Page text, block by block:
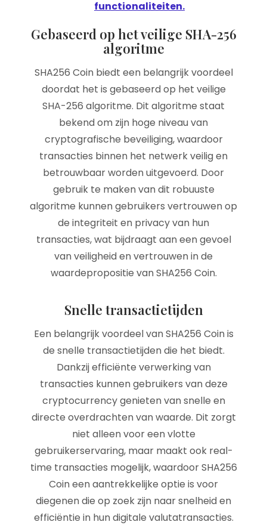
functionaliteiten.
Gebaseerd op het veilige SHA-256
algoritme
SHA256 Coin biedt een belangrijk voordeel
doordat het is gebaseerd op het veilige
SHA-256 algoritme. Dit algoritme staat
bekend om zijn hoge niveau van
cryptografische beveiliging, waardoor
transacties binnen het netwerk veilig en
betrouwbaar worden uitgevoerd. Door
gebruik te maken van dit robuuste
algoritme kunnen gebruikers vertrouwen op
de integriteit en privacy van hun
transacties, wat bijdraagt aan een gevoel
van veiligheid en vertrouwen in de
waardepropositie van SHA256 Coin.
Snelle transactietijden
Een belangrijk voordeel van SHA256 Coin is
de snelle transactietijden die het biedt.
Dankzij efficiënte verwerking van
transacties kunnen gebruikers van deze
cryptocurrency genieten van snelle en
directe overdrachten van waarde. Dit zorgt
niet alleen voor een vlotte
gebruikerservaring, maar maakt ook real-
time transacties mogelijk, waardoor SHA256
Coin een aantrekkelijke optie is voor
diegenen die op zoek zijn naar snelheid en
efficiëntie in hun digitale valutatransacties.